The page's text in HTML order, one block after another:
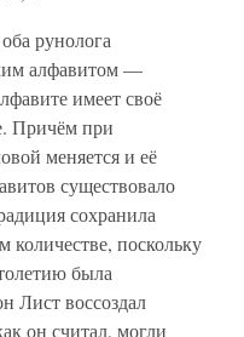
рунолога
алфавитом —
имеет своё
Причём при
меняется и её
существовало
сохранила
количестве, поскольку
была
Лист воссоздал
он считал, могли